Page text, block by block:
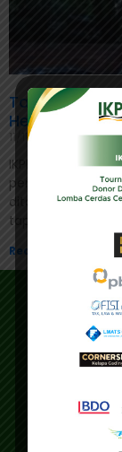
Tahun
Hentikan
11/11/2022
IKPI, Jakarta:
pemberian
ditanggung
tapak atau
Read More »
Alamat
Alamat
Gedung
Pejaten
Jakarta